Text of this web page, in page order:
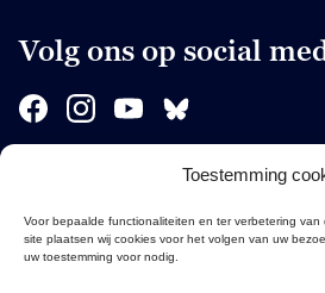
Toestemming
Voor bepaalde functionaliteiten en ter verbetering van
site plaatsen wij cookies voor het volgen van uw
uw toestemming voor nodig.
Volg ons op social